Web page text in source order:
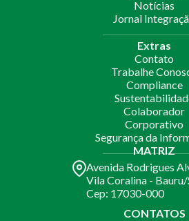
Notícias
Jornal
Extras
Contato
Trabalhe
Compliance
Colaborador
Corporativo
Segurança da
MATRIZ
Avenida Rodrigues
Vila Coralina - Bauru/
Cep: 17030-000
CONTATOS